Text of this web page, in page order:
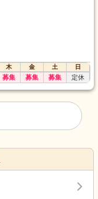
木 金 土
日
募集 募集 募集 定休